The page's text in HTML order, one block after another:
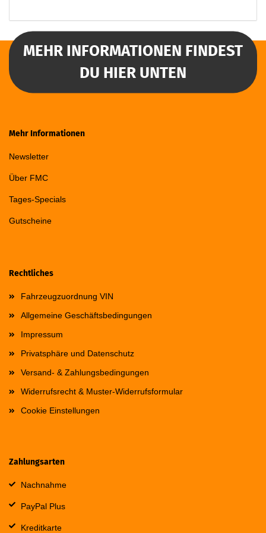
MEHR INFORMATIONEN FINDEST
DU HIER UNTEN
Mehr Informationen
Newsletter
Über FMC
Tages-Specials
Gutscheine
Rechtliches
Fahrzeugzuordnung VIN
Allgemeine Geschäftsbedingungen
Impressum
Privatsphäre und Datenschutz
Versand- & Zahlungsbedingungen
Widerrufsrecht & Muster-Widerrufsformular
Cookie Einstellungen
Zahlungsarten
Nachnahme
PayPal Plus
Kreditkarte